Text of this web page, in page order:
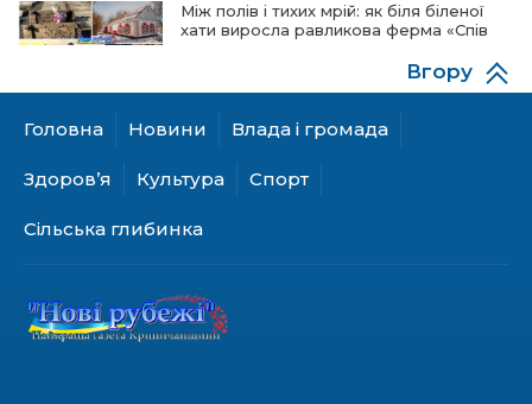
Між полів і тихих мрій: як біля біленої
хати виросла равликова ферма «Спів
28.07.2026
ветерани разом створюють
Куди звернутися мешканцям
Криничанської громади за
Головна Новини Влада і громада
Здоров’я Культура Спорт
Сільська глибинка
Вгору